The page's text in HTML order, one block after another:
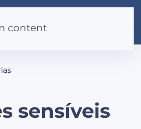
content
sensíveis